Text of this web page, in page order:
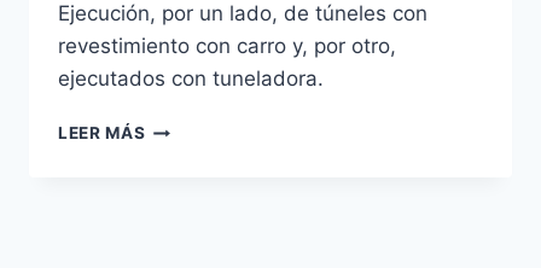
Ejecución, por un lado, de túneles con
revestimiento con carro y, por otro,
ejecutados con tuneladora.
LEER MÁS TÚNELES